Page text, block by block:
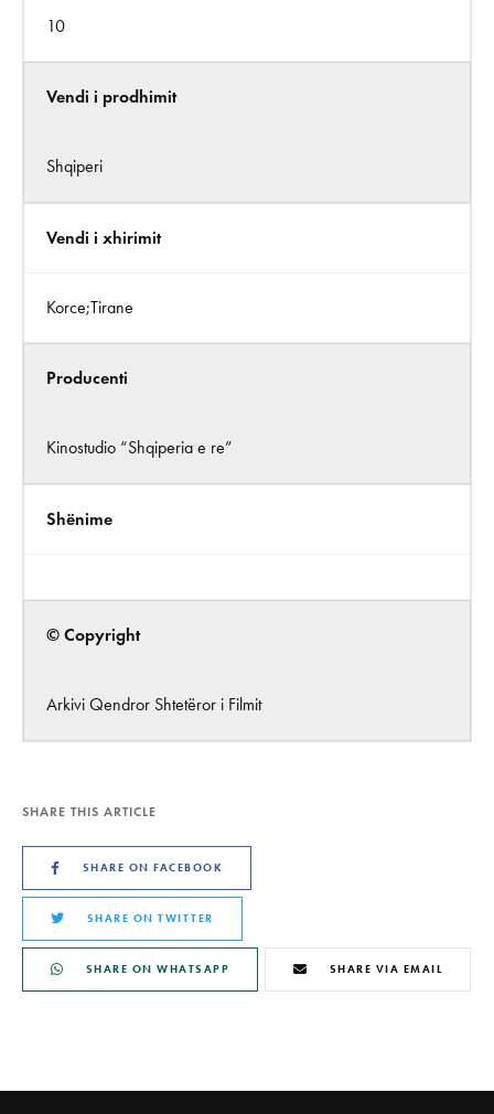
10
Vendi i prodhimit
Shqiperi
Vendi i xhirimit
Korce;Tirane
Producenti
Kinostudio “Shqiperia e re”
Shënime
© Copyright
Arkivi Qendror Shtetëror i Filmit
SHARE THIS ARTICLE
SHARE ON FACEBOOK
SHARE ON TWITTER
SHARE ON WHATSAPP SHARE VIA EMAIL